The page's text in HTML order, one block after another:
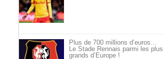
Plus de 700 millions d’euros…
Le Stade Rennais parmi les plus
grands d’Europe !